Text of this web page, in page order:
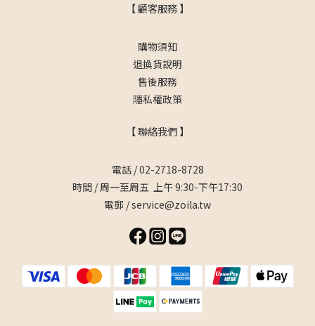
【 顧客服務 】
購物須知
退換貨說明
售後服務
隱私權政策
【 聯絡我們 】
電話 / 02-2718-8728
時間 / 周一至周五 上午 9:30-下午17:30
電郵 / service@zoila.tw